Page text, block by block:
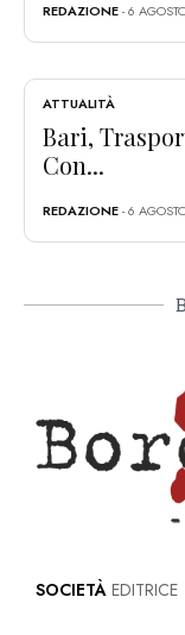
REDAZIONE- 6
ATTUALITÀ
Bari,
Con...
REDAZIONE- 6
SOCIETÀ EDITRICE